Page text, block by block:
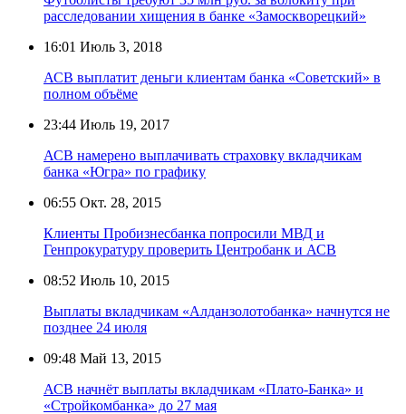
расследовании хищения в банке «Замоскворецкий»
16:01 Июль 3, 2018
АСВ выплатит деньги клиентам банка «Советский» в
полном объёме
23:44 Июль 19, 2017
АСВ намерено выплачивать страховку вкладчикам
банка «Югра» по графику
06:55 Окт. 28, 2015
Клиенты Пробизнесбанка попросили МВД и
Генпрокуратуру проверить Центробанк и АСВ
08:52 Июль 10, 2015
Выплаты вкладчикам «Алданзолотобанка» начнутся не
позднее 24 июля
09:48 Май 13, 2015
АСВ начнёт выплаты вкладчикам «Плато-Банка» и
«Стройкомбанка» до 27 мая